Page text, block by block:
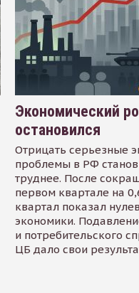
Экономический
остановился
Отрицать серьезные
проблемы в РФ
труднее. После
первом квартале на
квартал показал
экономики.
и потребительского
ЦБ дало свои